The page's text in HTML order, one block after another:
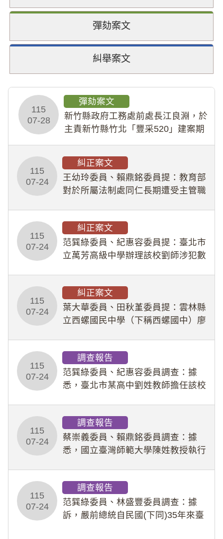
彈劾案文
糾舉案文
115
07-28
彈劾案文
新竹縣政府工務處前處長江良淵，於
主責新竹縣竹北「豐采520」建案期
幣1,483萬餘元，並長期收受建商餽
贈；復罔顧公共安全，圖利默許建商
於停工期間
115
07-24
糾正案文
王幼玲委員、賴鼎銘委員提：教育部
對於所屬法制處同仁長期遭受主管職
人員保障法」及「職業安全衛生法」
所定維護公務人員
115
07-24
糾正案文
范巽綠委員、紀惠容委員提：臺北市
立萬芳高級中學辦理該校劉師涉犯數
業把關與糾錯功能，不僅首份調查報
告漏未審酌師生不
115
07-24
糾正案文
葉大華委員、田秋堇委員提：雲林縣
立西螺國民中學（下稱西螺國中）廖
教羽球隊學生等行為，歷經該校校園
事件處理會議（下
115
07-24
調查報告
范巽綠委員、紀惠容委員調查：據
悉，臺北市某高中劉姓教師擔任該校
行拍攝特定樣態性影像並以手機傳送
劉師。該生因畏懼成
115
07-24
調查報告
蔡崇義委員、賴鼎銘委員調查：據
悉，國立臺灣師範大學陳姓教授執行
術倫理等情案調查報告。(115教調
31)
115
07-24
調查報告
范巽綠委員、林盛豐委員調查：據
訴，嚴前總統自民國(下同)35年來臺